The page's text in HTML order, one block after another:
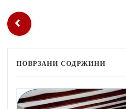
ПОВРЗАНИ СОДРЖИНИ